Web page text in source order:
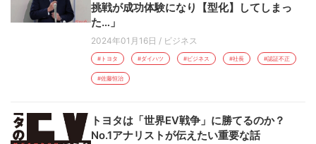
挑戦が成功体験になり【型化】してしまっ
た…」
2024年01月16日 / ビジネス
#トヨタ #ダイハツ #ビジネス #社長 #認証不正
#佐藤恒治
トヨタは「世界EV戦争」に勝てるのか？
No.1アナリストが伝えたい重要な話